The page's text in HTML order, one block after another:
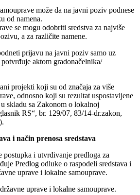
može da na javni poziv podnese
od namena.
se mogu odobriti sredstva za najviše
a za različite namene.
prijavu na javni poziv samo uz
potvrđuje aktom gradonačelnika/
projekti koji su od značaja za više
odnosno koji su rezultat uspostavljene
skladu sa Zakonom o lokalnoj
RS“, br. 129/07, 83/14-dr.zakon,
i način prenosa sredstava
postupka i utvrđivanje predloga za
Predlog odluke o raspodeli sredstava i
uprave i lokalne samouprave.
uprave i lokalne samouprave.